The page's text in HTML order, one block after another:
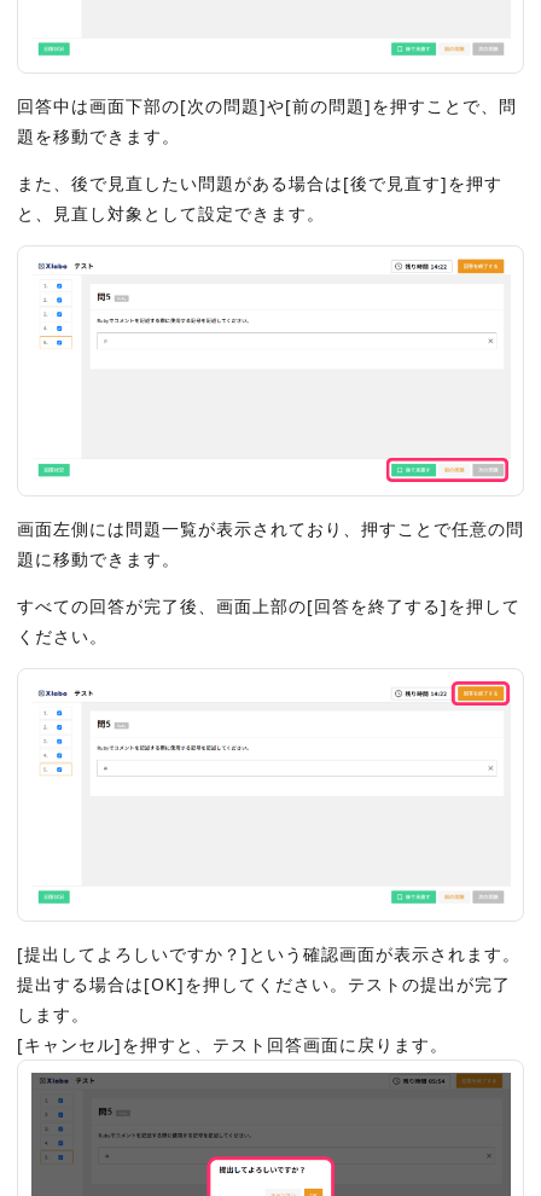
回答中は画面下部の[次の問題]や[前の問題]を押すことで、問
題を移動できます。
また、後で見直したい問題がある場合は[後で見直す]を押す
と、見直し対象として設定できます。
画面左側には問題一覧が表示されており、押すことで任意の問
題に移動できます。
すべての回答が完了後、画面上部の[回答を終了する]を押して
ください。
[提出してよろしいですか？]という確認画面が表示されます。
提出する場合は[OK]を押してください。テストの提出が完了
します。
[キャンセル]を押すと、テスト回答画面に戻ります。